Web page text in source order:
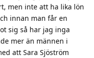
men inte att ha lika lön
innan man får en
sig så har jag inga
mer än männen i
att Sara Sjöström